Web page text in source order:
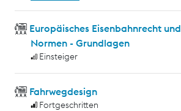
Europäisches Eisenbahnrecht und
Normen - Grundlagen
Einsteiger
Fahrwegdesign
Fortgeschritten